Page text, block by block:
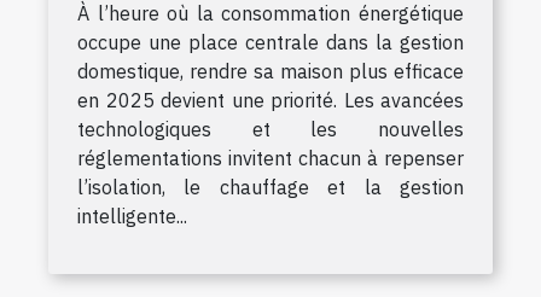
À l’heure où la consommation énergétique
occupe une place centrale dans la gestion
domestique, rendre sa maison plus efficace
en 2025 devient une priorité. Les avancées
technologiques et les nouvelles
réglementations invitent chacun à repenser
l’isolation, le chauffage et la gestion
intelligente...